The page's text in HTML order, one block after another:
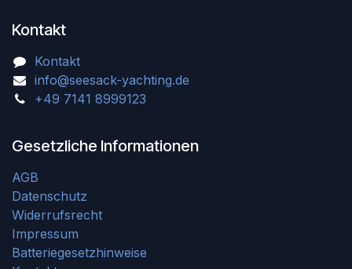
Kontakt
Kontakt
info@seesack-yachting.de
+49 7141 8999123
Gesetzliche Informationen
AGB
Datenschutz
Widerrufsrecht
Impressum
Batteriegesetzhinweise